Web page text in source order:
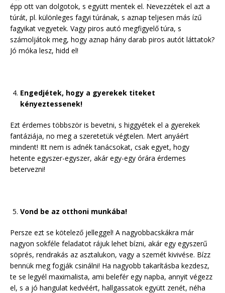
épp ott van dolgotok, s együtt mentek el. Nevezzétek el azt a
túrát, pl. különleges fagyi túrának, s aznap teljesen más ízű
fagyikat vegyetek. Vagy piros autó megfigyelő túra, s
számoljátok meg, hogy aznap hány darab piros autót láttatok?
Jó móka lesz, hidd el!
Engedjétek, hogy a gyerekek titeket
kényeztessenek!
Ezt érdemes többször is bevetni, s higgyétek el a gyerekek
fantáziája, no meg a szeretetük végtelen. Mert anyáért
mindent! Itt nem is adnék tanácsokat, csak egyet, hogy
hetente egyszer-egyszer, akár egy-egy órára érdemes
betervezni!
Vond be az otthoni munkába!
Persze ezt se kötelező jelleggel! A nagyobbacskákra már
nagyon sokféle feladatot rájuk lehet bízni, akár egy egyszerű
söprés, rendrakás az asztalukon, vagy a szemét kivivése. Bízz
bennük meg fogják csinálni! Ha nagyobb takarításba kezdesz,
te se legyél maximalista, ami belefér egy napba, annyit végezz
el, s a jó hangulat kedvéért, hallgassatok együtt zenét, néha